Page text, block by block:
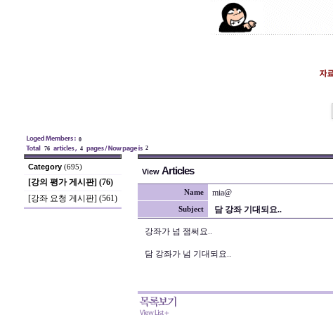
0
76
4 2
Category (695)
[강의 평가 게시판] (76)
[강좌 요청 게시판] (561)
View Articles
Name mia@
Subject 담 강좌 기대되요..
강좌가 넘 잼써요..
담 강좌가 넘 기대되요..